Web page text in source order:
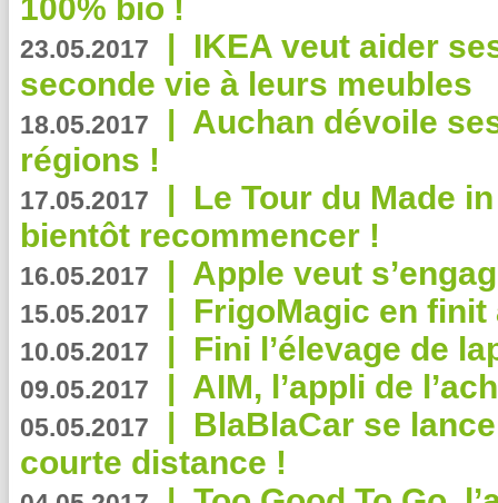
100% bio !
23.05.2017 | IKEA veut aider
seconde vie à leurs meubles
18.05.2017 | Auchan dévoile
régions !
17.05.2017 | Le Tour du Made
bientôt recommencer !
16.05.2017 | Apple veut
15.05.2017 | FrigoMagic en
10.05.2017 | Fini l’élevage de
09.05.2017 | AIM, l’appli de
05.05.2017 | BlaBlaCar se
courte distance !